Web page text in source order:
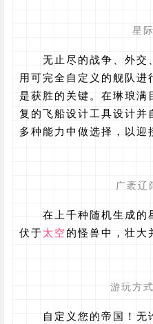
星
无止尽的战争、外交
用可完全自定义的舰队进
是获胜的关键。在琳琅满
复的飞船设计工具设计并
多种能力中做选择，以迎
广袤辽
在上千种随机生成的
伏于太空的怪兽中，壮大
游玩方
自定义您的帝国！无